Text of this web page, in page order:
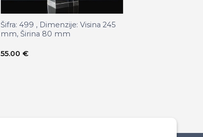
Šifra: 499 , Dimenzije: Visina 245
mm, Širina 80 mm
55.00 €